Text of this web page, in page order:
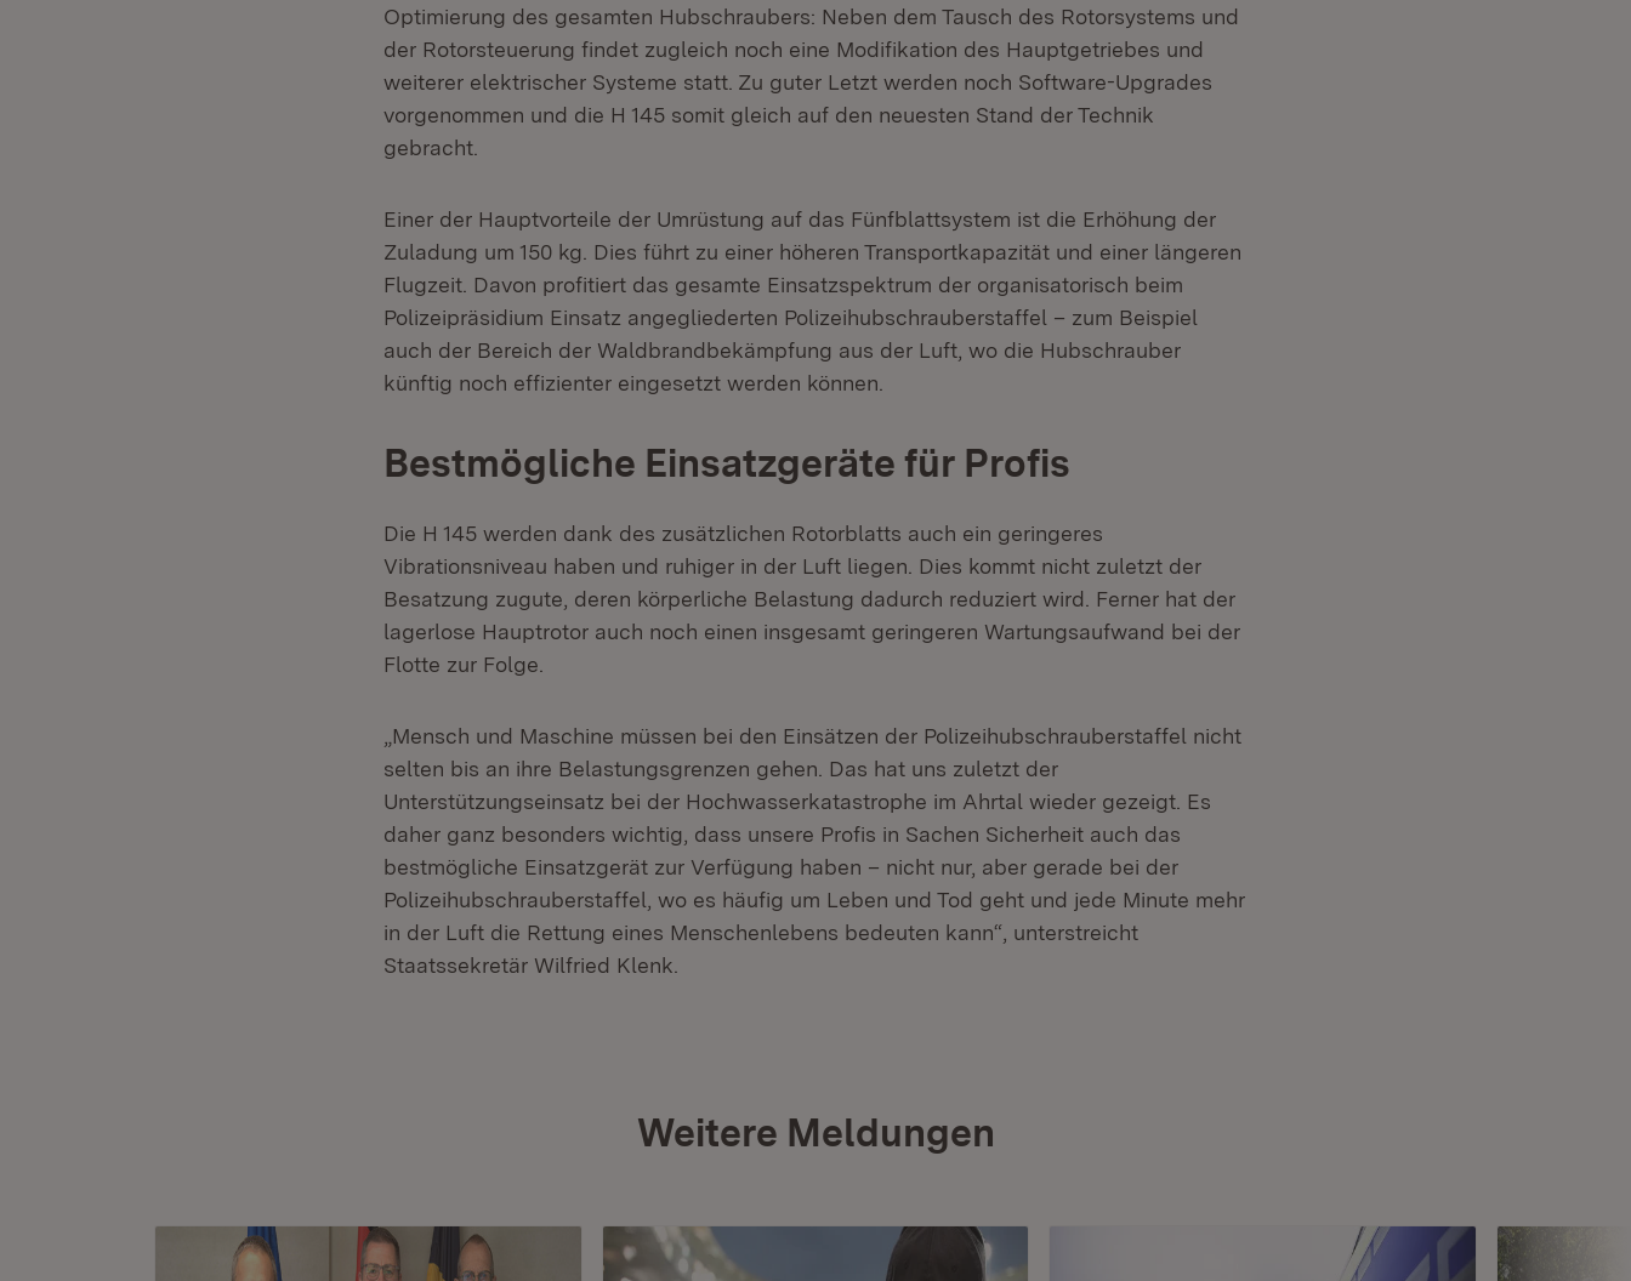
Optimierung des gesamten Hubschraubers: Neben dem Tausch des Rotorsystems und
der Rotorsteuerung findet zugleich noch eine Modifikation des Hauptgetriebes und
weiterer elektrischer Systeme statt. Zu guter Letzt werden noch Software-Upgrades
vorgenommen und die H 145 somit gleich auf den neuesten Stand der Technik
gebracht.
Einer der Hauptvorteile der Umrüstung auf das Fünfblattsystem ist die Erhöhung der
Zuladung um 150 kg. Dies führt zu einer höheren Transportkapazität und einer längeren
Flugzeit. Davon profitiert das gesamte Einsatzspektrum der organisatorisch beim
Polizeipräsidium Einsatz angegliederten Polizeihubschrauberstaffel – zum Beispiel
auch der Bereich der Waldbrandbekämpfung aus der Luft, wo die Hubschrauber
künftig noch effizienter eingesetzt werden können.
Bestmögliche Einsatzgeräte für Profis
Die H 145 werden dank des zusätzlichen Rotorblatts auch ein geringeres
Vibrationsniveau haben und ruhiger in der Luft liegen. Dies kommt nicht zuletzt der
Besatzung zugute, deren körperliche Belastung dadurch reduziert wird. Ferner hat der
lagerlose Hauptrotor auch noch einen insgesamt geringeren Wartungsaufwand bei der
Flotte zur Folge.
„Mensch und Maschine müssen bei den Einsätzen der Polizeihubschrauberstaffel nicht
selten bis an ihre Belastungsgrenzen gehen. Das hat uns zuletzt der
Unterstützungseinsatz bei der Hochwasserkatastrophe im Ahrtal wieder gezeigt. Es
daher ganz besonders wichtig, dass unsere Profis in Sachen Sicherheit auch das
bestmögliche Einsatzgerät zur Verfügung haben – nicht nur, aber gerade bei der
Polizeihubschrauberstaffel, wo es häufig um Leben und Tod geht und jede Minute mehr
in der Luft die Rettung eines Menschenlebens bedeuten kann“, unterstreicht
Staatssekretär Wilfried Klenk.
Weitere Meldungen